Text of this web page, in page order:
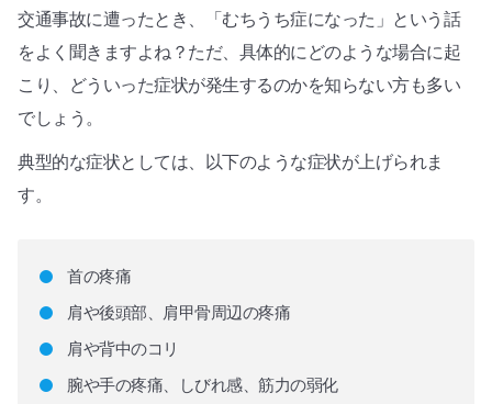
交通事故に遭ったとき、「むちうち症になった」という話
をよく聞きますよね？ただ、具体的にどのような場合に起
こり、どういった症状が発生するのかを知らない方も多い
でしょう。
典型的な症状としては、以下のような症状が上げられま
す。
首の疼痛
肩や後頭部、肩甲骨周辺の疼痛
肩や背中のコリ
腕や手の疼痛、しびれ感、筋力の弱化